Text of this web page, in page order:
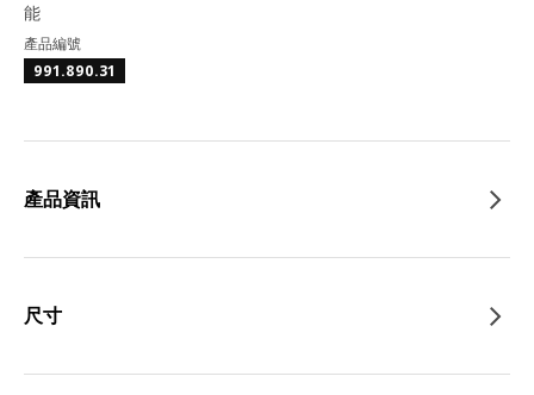
能
產品編號
991.890.31
產品資訊
尺寸